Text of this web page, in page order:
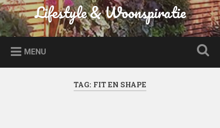
Lifestyle & Woonspiratie
MENU
TAG: FIT EN SHAPE